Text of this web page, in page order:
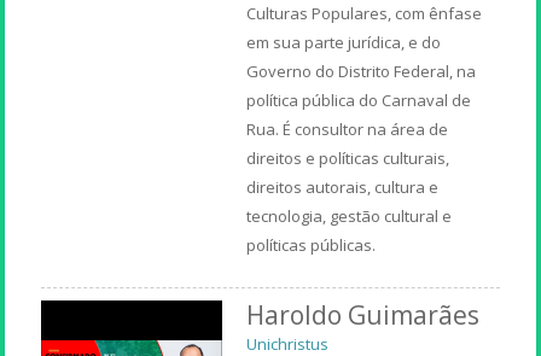
Culturas Populares, com ênfase
em sua parte jurídica, e do
Governo do Distrito Federal, na
política pública do Carnaval de
Rua. É consultor na área de
direitos e políticas culturais,
direitos autorais, cultura e
tecnologia, gestão cultural e
políticas públicas.
Haroldo Guimarães
Unichristus